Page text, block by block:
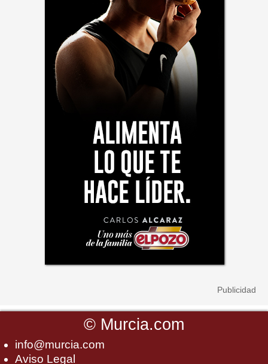
© Murcia.com
info@murcia.com
Aviso Legal